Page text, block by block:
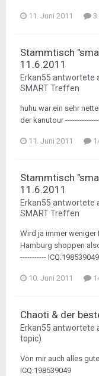
11. Juni 2011 3
Stammtisch
11.6.2011
Erkan55 antwortete
SMART Treffen
huhu war ein sehr
der kanutour
11. Juni 2011
Stammtisch
11.6.2011
Erkan55 antwortete
SMART Treffen
Wird ja immer weniger
Hamburg shoppen
----------- ICQ:198539049
10. Juni 2011
Chaoti & der
Erkan55 antwortete
topic)
Von mir auch alles
ICQ:198539049